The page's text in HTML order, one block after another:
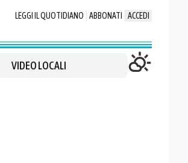
LEGGI IL QUOTIDIANO ABBONATI ACCEDI
VIDEO LOCALI